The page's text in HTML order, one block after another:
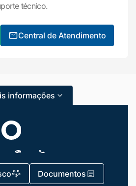
técnico.
Central de Atendimento
informações
Documentos